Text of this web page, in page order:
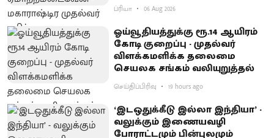
ப்ரியா 06 Aug 2026
ஓய்வூதியத்துக்கு ரூ.14 ஆயிரம்
கோடி குறைப்பு - முதல்வர்
விளக்கமளிக்க தலைமை
செயலக சங்கம் வலியுறுத்தல்
செய்திப்பிரிவு 19 hours ago
‘இடஒதுக்கீடு இல்லா இந்தியா’ -
வலுக்கும் இணையவழி
போராட்டமும் பின்புலமும்